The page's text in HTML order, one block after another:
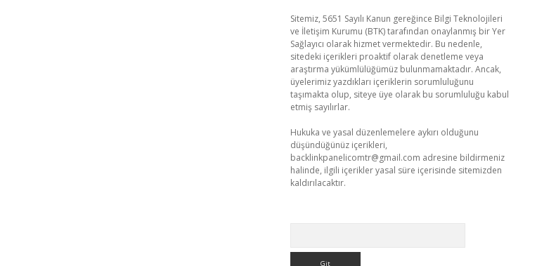
Sitemiz, 5651 Sayılı Kanun gereğince Bilgi Teknolojileri
ve İletişim Kurumu (BTK) tarafından onaylanmış bir Yer
Sağlayıcı olarak hizmet vermektedir. Bu nedenle,
sitedeki içerikleri proaktif olarak denetleme veya
araştırma yükümlülüğümüz bulunmamaktadır. Ancak,
üyelerimiz yazdıkları içeriklerin sorumluluğunu
taşımakta olup, siteye üye olarak bu sorumluluğu kabul
etmiş sayılırlar.
Hukuka ve yasal düzenlemelere aykırı olduğunu
düşündüğünüz içerikleri,
backlinkpanelicomtr@gmail.com adresine bildirmeniz
halinde, ilgili içerikler yasal süre içerisinde sitemizden
kaldırılacaktır.